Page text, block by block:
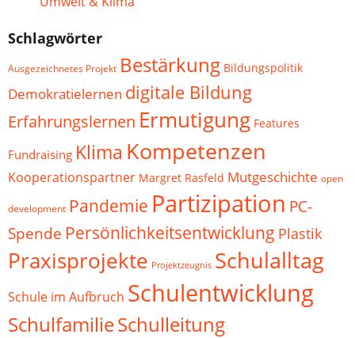
Schlagwörter
Ausgezeichnetes Projekt Bestärkung Bildungspolitik
Demokratielernen digitale Bildung
Erfahrungslernen Ermutigung Features
Fundraising Klima Kompetenzen
Kooperationspartner Margret Rasfeld Mutgeschichte open
development Pandemie Partizipation PC-
Spende Persönlichkeitsentwicklung Plastik
Praxisprojekte Projektzeugnis Schulalltag
Schule im Aufbruch Schulentwicklung
SchulfamilieSchulleitung